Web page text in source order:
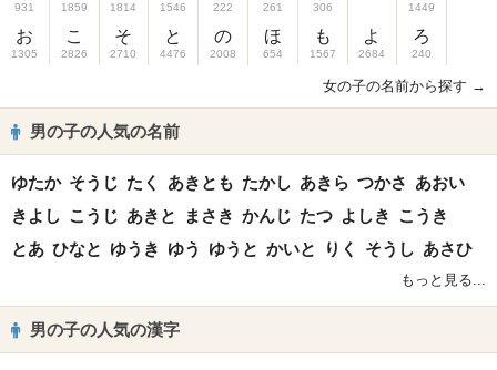
931
お
1305
1859
こ
2826
1814
そ
2710
1546
と
4476
222
の
2008
261
ほ
654
306
も
1567
よ
2684
1449
ろ
240
女の子の名前から探す →
男の子の人気の名前
ゆたか そうじ たく あきとも たかし あきら つかさ あおい
きよし こうじ あきと まさき かんじ たつ よしき こうき
とあ ひなと ゆうき ゆう ゆうと かいと りく そうし あさひ
もっと見る...
男の子の人気の漢字